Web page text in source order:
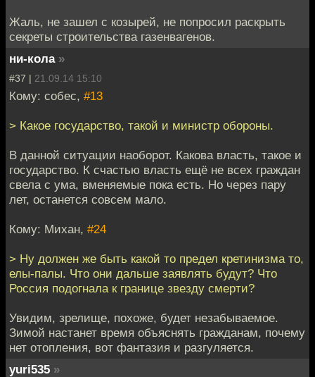
Жаль, не зашел с козырей, не попросил раскрыть
секреты строительства газенвагенов.
ни-кола »
#37 | 21.09.14 15:10
Кому: собес, #13
> Какое государство, такой и министр обороны.
В данной ситуации наоборот. Какова власть, такое и
государство. К счастью власть ещё не всех граждан
свела с ума, вменяемые пока есть. Но через пару
лет, останется совсем мало.
Кому: Михан, #24
> Ну должен же быть какой то предел кретинизма то,
елы-палы. Что они дальше заявлять будут? Что
Россия подогнала к границе звезду смерти?
Увидим, зрелище, похоже, будет незабываемое.
Зимой настанет время объяснять гражданам, почему
нет отопления, вот фантазия и разгуляется.
yuri535 »